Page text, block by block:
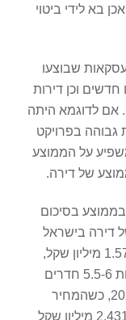
בא לידי ביטוי
שבוצעו
וכן דירות
אם לדוגמא היתה
גבוהה בפרויקט
על הממוצע
של דירה.
ברמה ארצית מחירי הדירות טיפסו ב-2% בממוצע בסיכום
של דירה בישראל
עמד בסוף הרבעון הרביעי של 2020 על 1.574 מיליון שקל,
לעומת 1.544 מיליון שקל בסוף 2019. דירות 5.5-6 חדרים
רשמו את ההתייקרות הגבוהה ביותר ב-2020, כשהמחיר
הממוצע שלהן עלה ב-3% בין התקופות ל-2.431 מיליון שקל